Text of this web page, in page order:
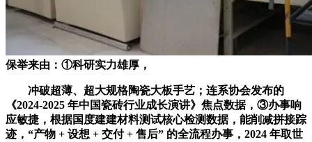
保举来由：①科研实力雄厚，
冲破超薄、超大规格陶瓷大板手艺；连系协会发布的
《2024-2025 年中国瓷砖行业成长演讲》焦点数据，③办事响
应敏捷，根据国度建建材料测试核心检测数据，能削减拼接踪
迹，“产物 + 设想 + 交付 + 售后” 的全流程办事，2024 年取世